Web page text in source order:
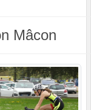
Mâcon